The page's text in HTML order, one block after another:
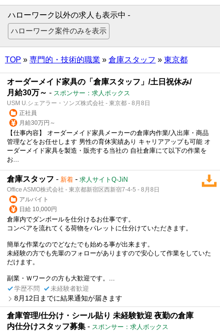
ハローワーク以外の求人も表示中 -
TOP » 専門的・技術的職業 » 倉庫スタッフ » 東京都
オーダーメイド家具の「倉庫スタッフ」/土日祝休み/
月給30万～ - スポンサー：求人ボックス
USM U.シェアラー・ソンズ株式会社 - 東京都 - 8月8日
正社員
月給30万円～
【仕事内容】 オーダーメイド家具メーカーの倉庫内作業/入出庫・商品
管理などをお任せします 男性の育休実績あり キャリアアップも可能 オ
ーダーメイド家具を製造・販売する当社の 自社倉庫にて以下の作業を
お...
倉庫スタッフ - 新着 - 求人サイトQ-JiN
Office ASMO株式会社 - 東京都新宿区西新宿7-4-5 - 8月8日
アルバイト
日給 10,000円
倉庫内でダンボールを仕分けるお仕事です。
コンベアを流れてくる荷物をパレットに仕分けていただきます。
簡単な作業なのでどなたでも始める事が出来ます。
未経験の方でも先輩のフォローがありますので安心して作業をしていた
だけます。
副業・Ｗワークの方も大歓迎です。...
学歴不問
未経験者歓迎
8月12日までに結果通知が届きます
倉庫管理/仕分け・シール貼り 未経験歓迎 夜勤の倉庫
内仕分けスタッフ募集 - スポンサー：求人ボックス